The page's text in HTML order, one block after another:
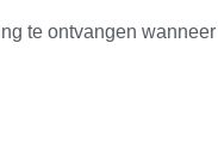
te ontvangen